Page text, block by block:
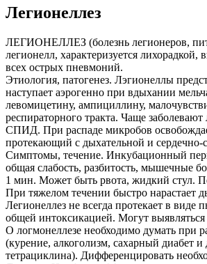
Легионеллез
ЛЕГИОНЕЛЛЕЗ (болезнь легионеров,
легионелл, характеризуется
всех острых пневмоний.
Этиология, патогенез. Лэгионеллы
наступает аэрогенно при вдыхании
левомицетину, ампициллину,
респираторного тракта. Чаще
СПИД. При распаде микробов
протекающий с дыхательной и сердечно-
Симптомы, течение. Инкубационный
общая слабость, разбитость, мышечные
1 мин. Может быть рвота, жидкий стул.
При тяжелом течении быстро нарастает
Легионеллез не всегда протекает в
общей интоксикацией. Могут
О логмонеллезе необходимо думать при
(курение, алкоголизм, сахарный диабет
тетрациклина). Дифференцировать